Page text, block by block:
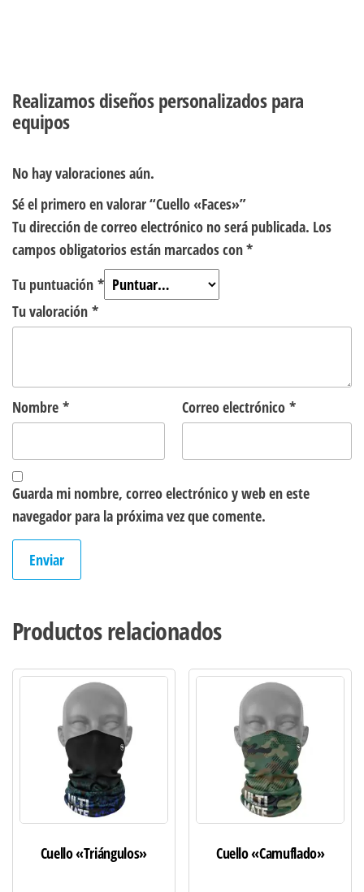
Realizamos diseños personalizados para
equipos
No hay valoraciones aún.
Sé el primero en valorar “Cuello «Faces»”
Tu dirección de correo electrónico no será publicada. Los
campos obligatorios están marcados con*
Tu puntuación *
Tu valoración *
Nombre * Correo electrónico *
Guarda mi nombre, correo electrónico y web en este
navegador para la próxima vez que comente.
Productos relacionados
Cuello «Triángulos» Cuello «Camuflado»